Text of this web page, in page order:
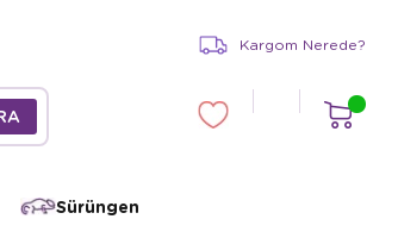
Kargom Nerede?
Sürüngen